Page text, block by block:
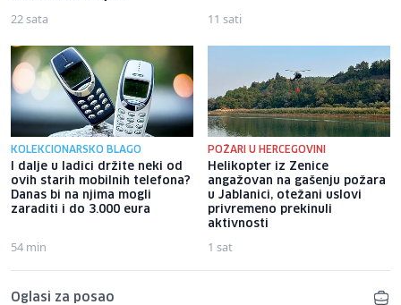
22 sata 11 sati
KOLEKCIONARSKO BLAGO
I dalje u ladici držite neki od
ovih starih mobilnih telefona?
Danas bi na njima mogli
zaraditi i do 3.000 eura
54 min
POŽARI U HERCEGOVINI
Helikopter iz Zenice
angažovan na gašenju požara
u Jablanici, otežani uslovi
privremeno prekinuli
aktivnosti
1 sat
Oglasi za posao